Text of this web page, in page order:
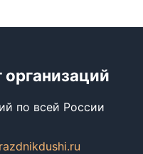
организаций
по всей России